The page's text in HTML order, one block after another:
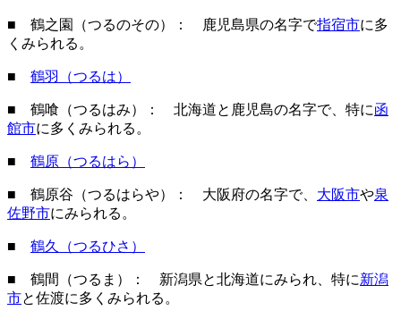
■ 鶴之園（つるのその）： 鹿児島県の名字で指宿市に多
くみられる。
■ 鶴羽（つるは）
■ 鶴喰（つるはみ）： 北海道と鹿児島の名字で、特に函
館市に多くみられる。
■ 鶴原（つるはら）
■ 鶴原谷（つるはらや）： 大阪府の名字で、 大阪市や泉
佐野市にみられる。
■ 鶴久（つるひさ）
■ 鶴間（つるま）： 新潟県と北海道にみられ、特に新潟
市と佐渡に多くみられる。